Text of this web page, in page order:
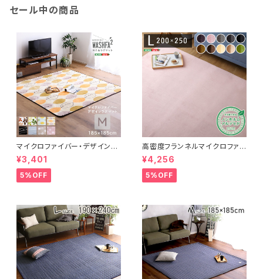
セール中の商品
マイクロファイバー・デザインラ
グマットMサイズ（185×185cm）
洗えるラグマット 【WASHFA2】
FRG-D2-M
¥3,401
5%OFF
高密度フランネルマイクロファイ
バー・ラグマットLサイズ（200×2
50cm）洗えるラグマット｜ナル
トレア
¥4,256
5%OFF